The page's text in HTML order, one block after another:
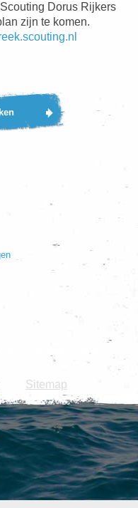
Dorus Rijkers
zijn te komen.
Vlietstreek. Copyright ©
Sitemap